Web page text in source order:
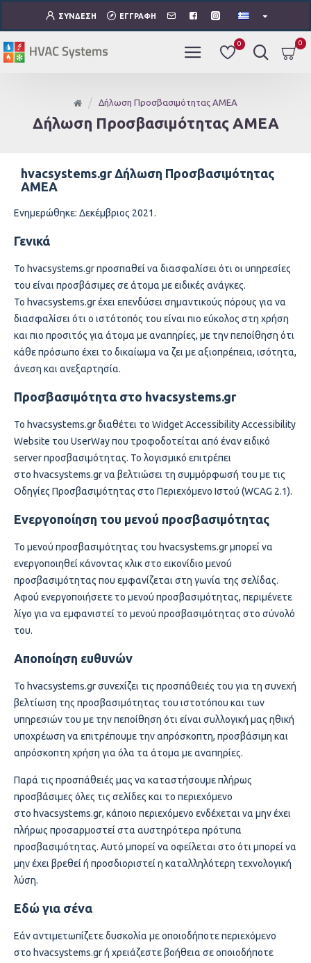
ΣΎΝΔΕΣΗ ΕΓΓΡΑΦΉ
0 0
Δήλωση Προσβασιμότητας ΑΜΕΑ
Δήλωση Προσβασιμότητας ΑΜΕΑ
hvacsystems.gr Δήλωση Προσβασιμότητας
ΑΜΕΑ
Ενημερώθηκε: Δεκέμβριος 2021.
Γενικά
Το hvacsystems.gr προσπαθεί να διασφαλίσει ότι οι υπηρεσίες
του είναι προσβάσιμες σε άτομα με ειδικές ανάγκες.
Το hvacsystems.grέχει επενδύσει σημαντικούς πόρους για να
διασφαλίσει ότι ο ιστότοπός του είναι πιο εύκολος στη χρήση
και πιο προσιτός για άτομα με αναπηρίες, με την πεποίθηση ότι
κάθε πρόσωπο έχει το δικαίωμα να ζει με αξιοπρέπεια, ισότητα,
άνεση και ανεξαρτησία.
Προσβασιμότητα στο hvacsystems.gr
Το hvacsystems.grδιαθέτει το Widget Accessibility Accessibility
Website του UserWay που τροφοδοτείται από έναν ειδικό
server προσβασιμότητας. Το λογισμικό επιτρέπει
στο hvacsystems.grνα βελτιώσει τη συμμόρφωσή του με τις
Οδηγίες Προσβασιμότητας στο Περιεχόμενο Ιστού (WCAG 2.1).
Ενεργοποίηση του μενού προσβασιμότητας
Το μενού προσβασιμότητας του hvacsystems.grμπορεί να
ενεργοποιηθεί κάνοντας κλικ στο εικονίδιο μενού
προσβασιμότητας που εμφανίζεται στη γωνία της σελίδας.
Αφού ενεργοποιήσετε το μενού προσβασιμότητας, περιμένετε
λίγο για να εμφανιστεί το μενού προσβασιμότητας στο σύνολό
του.
Αποποίηση ευθυνών
Το hvacsystems.grσυνεχίζει τις προσπάθειές του για τη συνεχή
βελτίωση της προσβασιμότητας του ιστοτόπου και των
υπηρεσιών του με την πεποίθηση ότι είναι συλλογική μας ηθική
υποχρέωση να επιτρέπουμε την απρόσκοπτη, προσβάσιμη και
απρόσκοπτη χρήση για όλα τα άτομα με αναπηρίες.
Παρά τις προσπάθειές μας να καταστήσουμε πλήρως
προσβάσιμες όλες τις σελίδες και το περιεχόμενο
στο hvacsystems.gr, κάποιο περιεχόμενο ενδέχεται να μην έχει
πλήρως προσαρμοστεί στα αυστηρότερα πρότυπα
προσβασιμότητας. Αυτό μπορεί να οφείλεται στο ότι μπορεί να
μην έχει βρεθεί ή προσδιοριστεί η καταλληλότερη τεχνολογική
λύση.
Εδώ για σένα
Εάν αντιμετωπίζετε δυσκολία με οποιοδήποτε περιεχόμενο
στο hvacsystems.grή χρειάζεστε βοήθεια σε οποιοδήποτε